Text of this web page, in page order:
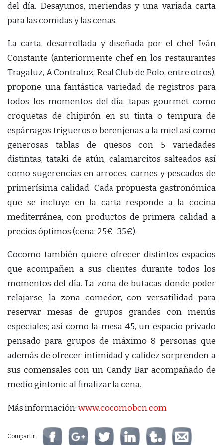
del día. Desayunos, meriendas y una variada carta
para las comidas y las cenas.
La carta, desarrollada y diseñada por el chef Iván
Constante (anteriormente chef en los restaurantes
Tragaluz, A Contraluz, Real Club de Polo, entre otros),
propone una fantástica variedad de registros para
todos los momentos del día: tapas gourmet como
croquetas de chipirón en su tinta o tempura de
espárragos trigueros o berenjenas a la miel así como
generosas tablas de quesos con 5 variedades
distintas, tataki de atún, calamarcitos salteados así
como sugerencias en arroces, carnes y pescados de
primerísima calidad. Cada propuesta gastronómica
que se incluye en la carta responde a la cocina
mediterránea, con productos de primera calidad a
precios óptimos (cena: 25€- 35€).
Cocomo también quiere ofrecer distintos espacios
que acompañen a sus clientes durante todos los
momentos del día. La zona de butacas donde poder
relajarse; la zona comedor, con versatilidad para
reservar mesas de grupos grandes con menús
especiales; así como la mesa 45, un espacio privado
pensado para grupos de máximo 8 personas que
además de ofrecer intimidad y calidez sorprenden a
sus comensales con un Candy Bar acompañado de
medio gintonic al finalizar la cena.
Más información:www.cocomobcn.com
Compartir...